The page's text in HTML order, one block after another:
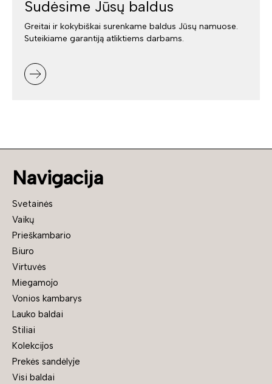
Sudėsime Jūsų baldus
Greitai ir kokybiškai surenkame baldus Jūsų namuose.
Suteikiame garantiją atliktiems darbams.
Navigacija
Svetainės
Vaikų
Prieškambario
Biuro
Virtuvės
Miegamojo
Vonios kambarys
Lauko baldai
Stiliai
Kolekcijos
Prekės sandėlyje
Visi baldai